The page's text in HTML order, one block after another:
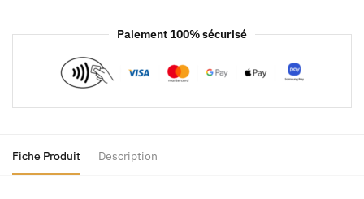
Paiement 100% sécurisé
Fiche Produit Description